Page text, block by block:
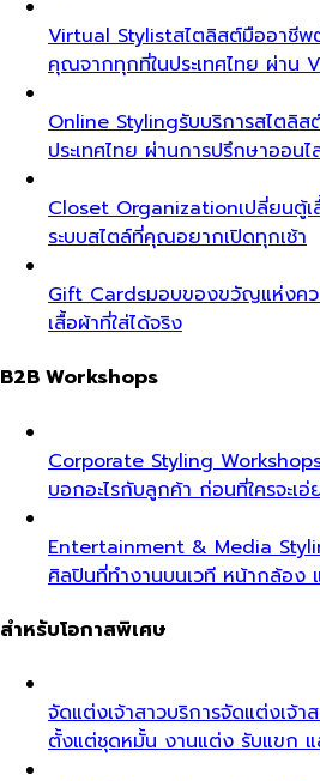
Virtual Stylistสไตลิสต์มืออาชี
คุณจากทุกที่ในประเทศไทย ผ่าน
Online Stylingรับบริการสไตลิ
ประเทศไทย ผ่านการปรึกษาออนไ
Closet Organizationเปลี่ยนตู้
ระบบสไตล์ที่คุณอยากเปิดทุกเช้า
Gift Cardsมอบของขวัญแห่งคว
เสื้อผ้าที่ใส่ได้จริง
B2B Workshops
Corporate Styling
บอกอะไรกับลูกค้า ก่อนที่ใครจะเอ่
Entertainment & Media
ศิลปินที่ทำงานบนเวที หน้ากล้อง
สำหรับโอกาสพิเศษ
จัดแต่งเจ้าสาวบริการจัดแต่งเจ้า
ตั้งแต่ชุดหมั้น งานแต่ง รับแขก แ